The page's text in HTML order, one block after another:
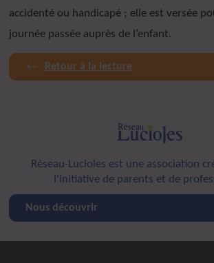
accidenté ou handicapé ; elle est versée
journée passée auprès de l’enfant.
Retour à la lecture
Réseau-Lucioles est une association
l'initiative de parents et de
Nous découvrir